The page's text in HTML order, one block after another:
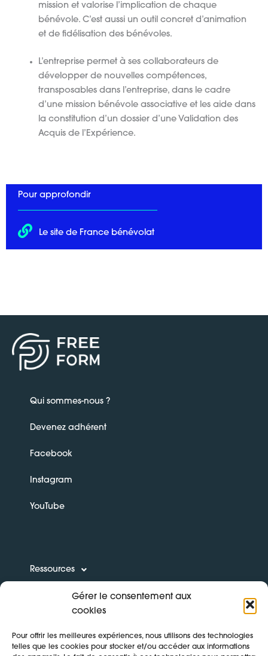
Gérer le consentement aux
cookies
Pour offrir les meilleures expériences, nous utilisons des technologies
telles que les cookies pour stocker et/ou accéder aux informations
mission et valorise l’implication de chaque
bénévole. C’est aussi un outil concret d’animation
et de fidélisation des bénévoles.
L’entreprise permet à ses collaborateurs de
développer de nouvelles compétences,
transposables dans l’entreprise, dans le cadre
d’une mission bénévole associative et les aide dans
la constitution d’un dossier d’une Validation des
Acquis de l’Expérience.
Pour approfondir
Le site de France bénévolat
Qui sommes-nous ?
Devenez adhérent
Facebook
Instagram
YouTube
Ressources
Boîte à outils